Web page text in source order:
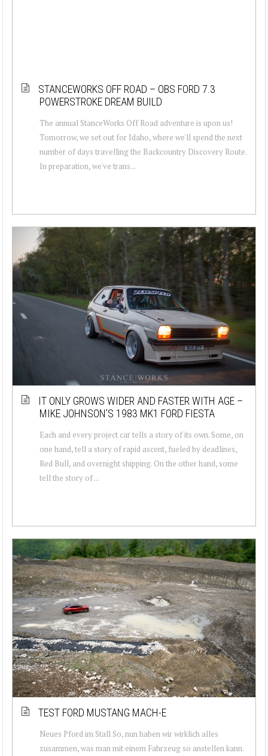
STANCEWORKS OFF ROAD – OBS FORD 7.3
POWERSTROKE DREAM BUILD
The annual StanceWorks Off Road adventure is upon us!
Tomorrow, we set out for Idaho, where we'll spend the next
number of days travelling the Backcountry Discovery Route.
In preparation, we've trans...
IT ONLY GROWS WIDER AND FASTER WITH AGE –
MIKE JOHNSON’S 1983 MK1 FORD FIESTA
Each and every project car tells a story of its own. Some, on
one hand, tell a story of rapid ascent, fueled by deadlines,
Red Bull, and overnight shipping. On the other hand, some
tell the story of ...
TEST FORD MUSTANG MACH-E
Neues Pford im Stall So, nun haben wir wirklich alles
zusammen, was man mit einem Fahrzeug so anstellen kann.